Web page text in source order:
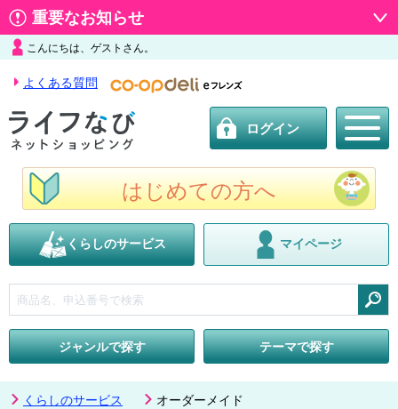
重要なお知らせ
こんにちは、ゲストさん。
よくある質問
ログイン
はじめての方へ
くらしのサービス マイページ
ジャンルで探す
テーマで探す
くらしのサービス オーダーメイド